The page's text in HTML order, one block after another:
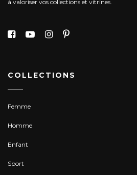
à valoriser vos collections et vitrines.
COLLECTIONS
Femme
Homme
Enfant
Sport